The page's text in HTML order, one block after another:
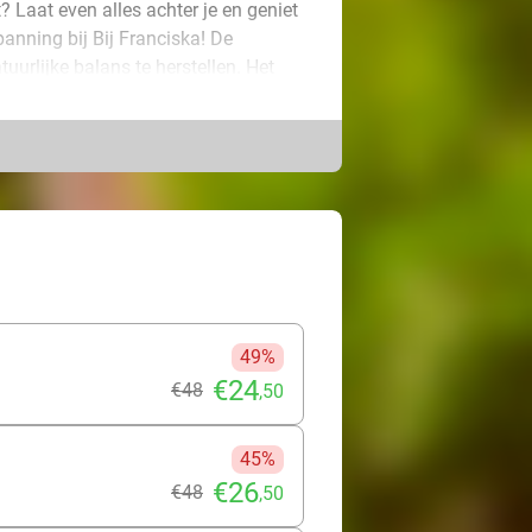
Laat even alles achter je en geniet
bij Bij Franciska! De
balans te herstellen. Het
ontspant en geeft rust.
stevigere massage richt zich op
zelf!
49%
€48 €24,50
45%
€48 €26,50